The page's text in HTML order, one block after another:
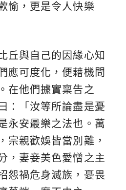
愉，更是令人快樂
丘與自己的因緣心知
應可度化，便藉機問
在他們據實稟告之
：「汝等所論盡是憂
永安最樂之法也。萬
宗親歡娛皆當別離，
，妻妾美色愛憎之主
怨禍危身滅族，憂畏